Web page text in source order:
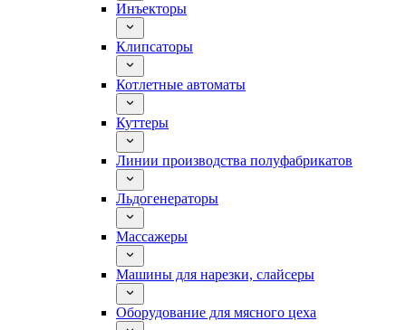
Инъекторы
Клипсаторы
Котлетные автоматы
Куттеры
Линии производства полуфабрикатов
Льдогенераторы
Массажеры
Машины для нарезки, слайсеры
Оборудование для мясного цеха